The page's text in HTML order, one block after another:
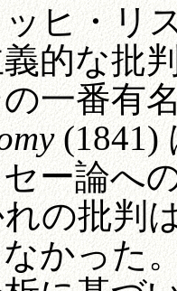
ヒ・リ
的な批
一番有
(1841)
ー論へ
の批判
かった